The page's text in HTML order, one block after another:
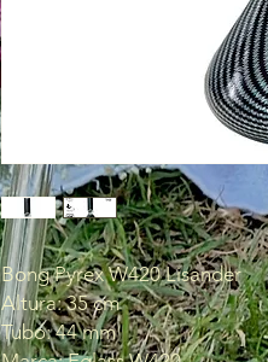
Bong Pyrex W420 Lisander
Altura: 35 cm
Tubo: 44 mm